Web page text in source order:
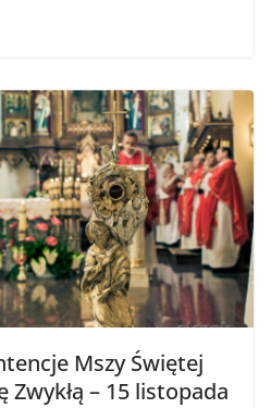
Mszy Świętej
Zwykłą – 15 listopada